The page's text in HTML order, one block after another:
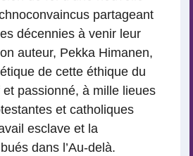
partageant
décennies à venir leur
auteur, Pekka Himanen,
de cette éthique du
passionné, à mille lieues
et catholiques
esclave et la
dans l’Au-delà.